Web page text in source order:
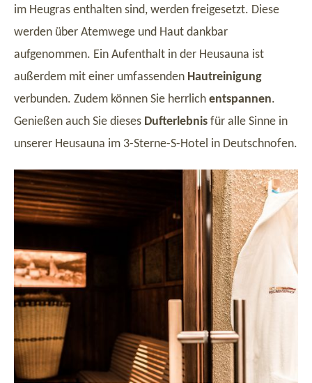
im Heugras enthalten sind, werden freigesetzt. Diese
werden über Atemwege und Haut dankbar
aufgenommen. Ein Aufenthalt in der Heusauna ist
außerdem mit einer umfassenden Hautreinigung
verbunden. Zudem können Sie herrlich entspannen.
Genießen auch Sie dieses Dufterlebnis für alle Sinne in
unserer Heusauna im 3-Sterne-S-Hotel in Deutschnofen.